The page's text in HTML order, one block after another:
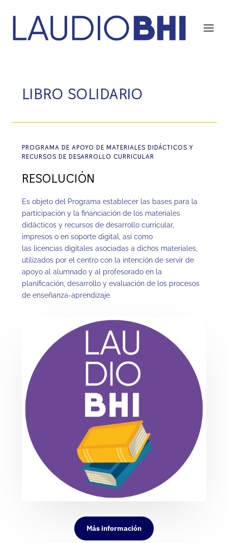
LIBRO SOLIDARIO
PROGRAMA DE APOYO DE MATERIALES DIDÁCTICOS Y
RECURSOS DE DESARROLLO CURRICULAR
RESOLUCIÓN
Es objeto del Programa establecer las bases para la
participación y la financiación de los materiales
didácticos y recursos de desarrollo curricular,
impresos o en soporte digital, así como
las licencias digitales asociadas a dichos materiales,
utilizados por el centro con la intención de servir de
apoyo al alumnado y al profesorado en la
planificación, desarrollo y evaluación de los procesos
de enseñanza-aprendizaje.
Más información